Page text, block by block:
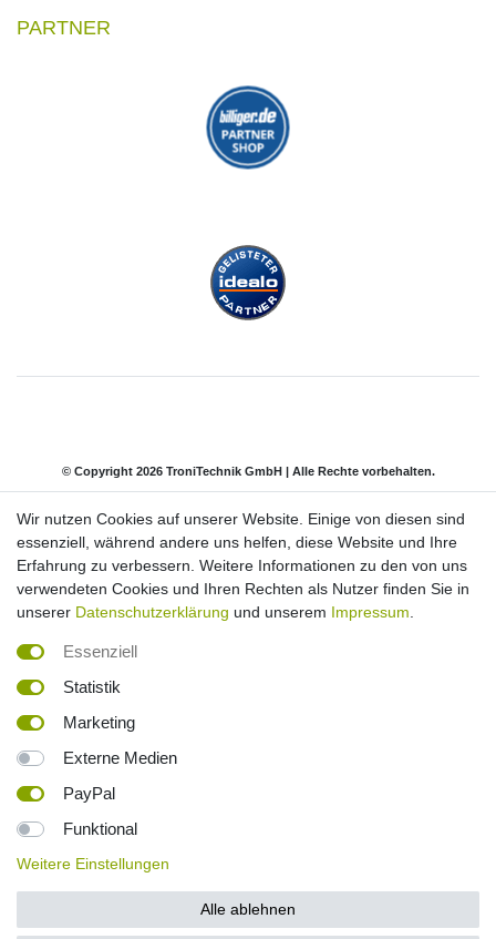
PARTNER
© Copyright 2026 TroniTechnik GmbH | Alle Rechte vorbehalten.
Impressum Daten­schutz­erklärung AGB
Barrierefreiheitserklärung Widerrufs­recht
*inkl. ges. MwSt. Versandkostenfrei innerhalb Deutschlands. Lieferzeiten und
Versandkosten für andere Länder und deutsche Inseln entnehmen Sie bitte
der Schaltfläche
einer effektiven Nutzung von 20 Minuten ausgegangen. Bei Infrarotkabinen
direkt abgerufen wird. Bei Infrarotkabinen mit Keramikstrahlern geht man
zuvor vor von einer Aufheizzeit von 10 Minuten aus.
³ Die angegebene Lieferzeit bezieht sich auf Inlandslieferungen (Festland).
Lieferfristen für Insel- und Auslandsversand entnehmen Sie bitte der
Wir nutzen Cookies auf unserer Website. Einige von diesen sind
essenziell, während andere uns helfen, diese Website und Ihre
Erfahrung zu verbessern. Weitere Informationen zu den von uns
verwendeten Cookies und Ihren Rechten als Nutzer finden Sie in
unserer Datenschutzerklärung und unserem Impressum
Essenziell
Statistik
Marketing
Externe Medien
PayPal
Funktional
Weitere Einstellungen
Alle ablehnen